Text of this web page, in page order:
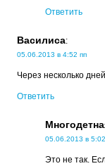
Ответить
Василиса:
05.06.2013 в 4:52 пп
Через несколько
Ответить
05.06.2013 в
Это не так.